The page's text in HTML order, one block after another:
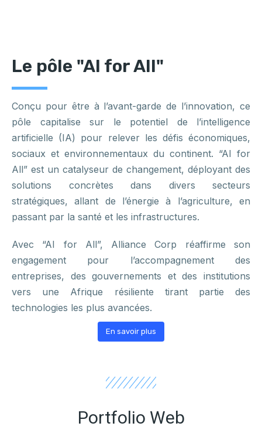
Le pôle "AI for All"
Conçu pour être à l’avant-garde de l’innovation, ce
pôle capitalise sur le potentiel de l’intelligence
artificielle (IA) pour relever les défis économiques,
sociaux et environnementaux du continent. “AI for
All” est un catalyseur de changement, déployant des
solutions concrètes dans divers secteurs
stratégiques, allant de l’énergie à l’agriculture, en
passant par la santé et les infrastructures.
Avec “AI for All”, Alliance Corp réaffirme son
engagement pour l’accompagnement des
entreprises, des gouvernements et des institutions
vers une Afrique résiliente tirant partie des
technologies les plus avancées.
En savoir plus
Portfolio Web